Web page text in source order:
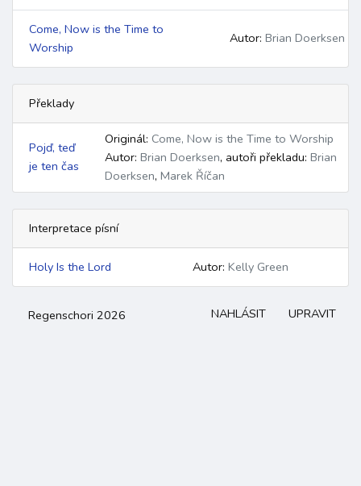
Come, Now is the Time to
Worship
Autor: Brian Doerksen
Překlady
Pojď, teď
je ten čas
Originál: Come, Now is the Time to Worship
Autor: Brian Doerksen, autoři překladu: Brian
Doerksen, Marek Říčan
Interpretace písní
Holy Is the Lord Autor: Kelly Green
Regenschori 2026 NAHLÁSIT UPRAVIT